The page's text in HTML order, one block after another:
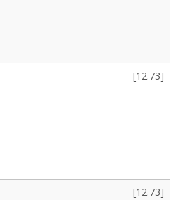
[12.73]
[12.73]